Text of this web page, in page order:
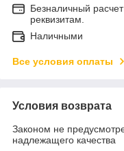
Безналичный
реквизитам.
Наличными
Все условия оплаты
Условия возврата
Законом не
надлежащего качества